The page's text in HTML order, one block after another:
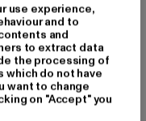
8% Elasthan
GmbH |
| DE
use experience,
and to
and
to extract data
the processing of
which do not have
want to change
on "Accept" you